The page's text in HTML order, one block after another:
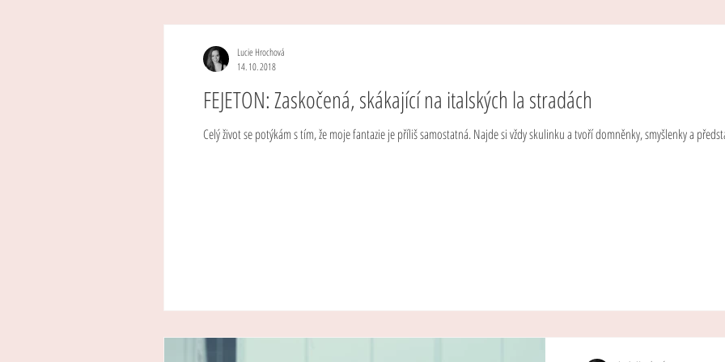
FEJETON: Zaskočená, skákající na italských la stradách
Celý život se potýkám s tím, že moje fantazie je příliš samostatná. Najde si vždy skulinku a tvoří domněnky, smyšlenky a
Lucie Hrochová
14. 10. 2018